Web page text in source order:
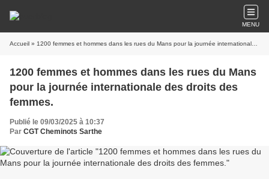
MENU
Accueil » 1200 femmes et hommes dans les rues du Mans pour la journée internationale des droits des femmes.
1200 femmes et hommes dans les rues du Mans
pour la journée internationale des droits des
femmes.
Publié le 09/03/2025 à 10:37
Par CGT Cheminots Sarthe